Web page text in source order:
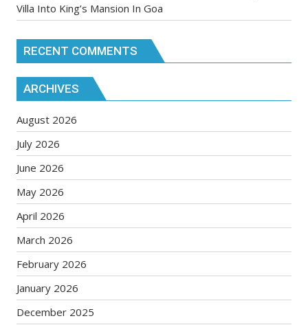
Villa Into King’s Mansion In Goa
RECENT COMMENTS
ARCHIVES
August 2026
July 2026
June 2026
May 2026
April 2026
March 2026
February 2026
January 2026
December 2025